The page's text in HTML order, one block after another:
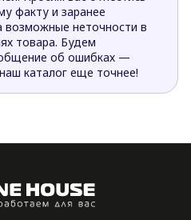
факту и заранее
возможные неточности в
товара. Будем
об ошибках —
каталог еще точнее!